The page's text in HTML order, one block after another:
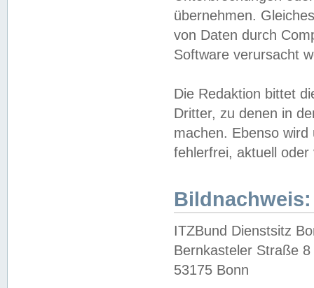
übernehmen.
von Daten durch
Software verursacht
Die Redaktion bittet
Dritter, zu denen in
machen. Ebenso
fehlerfrei, aktuell oder
Bildnachweis:
ITZBund Dienstsitz
Bernkasteler Straße 8
53175 Bonn